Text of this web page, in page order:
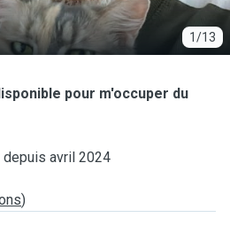
1/13
pour m'occuper du
depuis avril 2024
)